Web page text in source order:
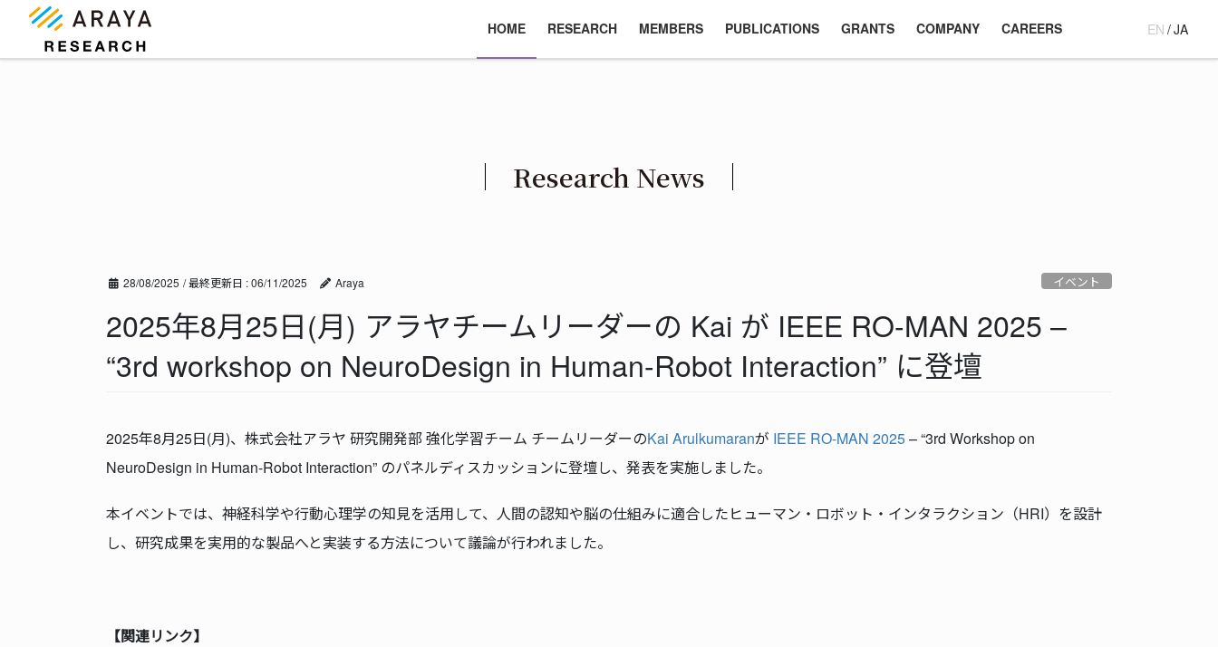
テ
ゲ
HOME RESEARCH MEMBERS PUBLICATIONS GRANTS COMPANY CAREERS EN /JA
Research News
28/08/2025 / 最終更新日 :06/11/2025 Araya イベント
2025年8月25日(月) アラヤチームリーダーの Kai が IEEE RO-MAN 2025 –
“3rd workshop on NeuroDesign in Human-Robot Interaction” に登壇
2025年8月25日(月)、株式会社アラヤ 研究開発部 強化学習チーム チームリーダーのKai Arulkumaranが IEEE RO-MAN 2025– “3rd Workshop on
NeuroDesign in Human-Robot Interaction” のパネルディスカッションに登壇し、発表を実施しました。
本イベントでは、神経科学や行動心理学の知見を活用して、人間の認知や脳の仕組みに適合したヒューマン・ロボット・インタラクション（HRI）を設計
し、研究成果を実用的な製品へと実装する方法について議論が行われました。
【関連リンク】